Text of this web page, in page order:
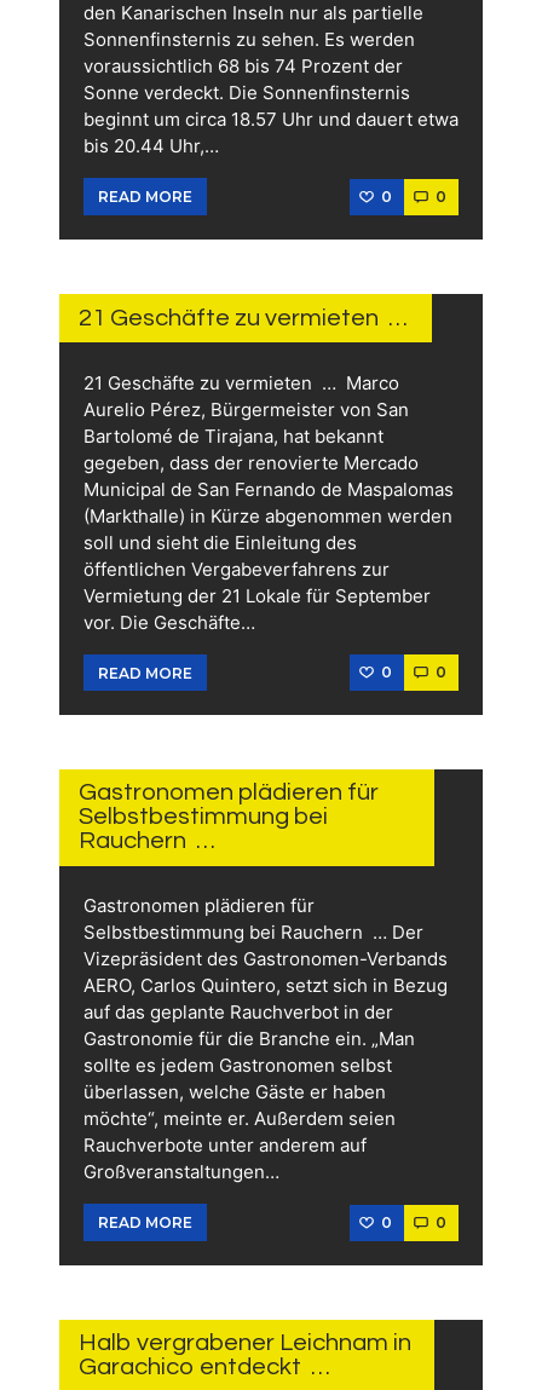
den Kanarischen Inseln nur als partielle
Sonnenfinsternis zu sehen. Es werden
voraussichtlich 68 bis 74 Prozent der
Sonne verdeckt. Die Sonnenfinsternis
beginnt um circa 18.57 Uhr und dauert etwa
bis 20.44 Uhr,…
READ MORE 0 0
21 Geschäfte zu vermieten …
21 Geschäfte zu vermieten … Marco
Aurelio Pérez, Bürgermeister von San
Bartolomé de Tirajana, hat bekannt
gegeben, dass der renovierte Mercado
Municipal de San Fernando de Maspalomas
(Markthalle) in Kürze abgenommen werden
soll und sieht die Einleitung des
öffentlichen Vergabeverfahrens zur
Vermietung der 21 Lokale für September
vor. Die Geschäfte…
READ MORE 0 0
AGO
Gastronomen plädieren für
Selbstbestimmung bei
Rauchern …
Gastronomen plädieren für
Selbstbestimmung bei Rauchern … Der
Vizepräsident des Gastronomen-Verbands
AERO, Carlos Quintero, setzt sich in Bezug
auf das geplante Rauchverbot in der
Gastronomie für die Branche ein. „Man
sollte es jedem Gastronomen selbst
überlassen, welche Gäste er haben
möchte“, meinte er. Außerdem seien
Rauchverbote unter anderem auf
Großveranstaltungen…
READ MORE 0 0
AGO
Halb vergrabener Leichnam in
Garachico entdeckt …